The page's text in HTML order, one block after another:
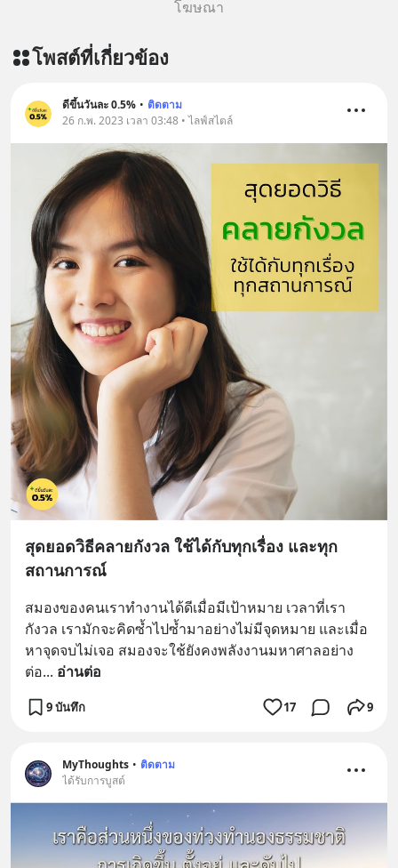
โฆษณา
โพสต์ที่เกี่ยวข้อง
ดีขึ้นวันละ 0.5% • ติดตาม
26 ก.พ. 2023 เวลา 03:48 • ไลฟ์สไตล์
สุดยอดวิธีคลายกังวล ใช้ได้กับทุกเรื่อง และทุก
สถานการณ์
สมองของคนเราทำงานได้ดีเมื่อมีเป้าหมาย เวลาที่เรา
กังวล เรามักจะคิดซ้ำไปซ้ำมาอย่างไม่มีจุดหมาย และเมื่อ
หาจุดจบไม่เจอ สมองจะใช้ยังคงพลังงานมหาศาลอย่าง
ต่อ... อ่านต่อ
9 บันทึก 17 9
MyThoughts • ติดตาม
ได้รับการบูสต์